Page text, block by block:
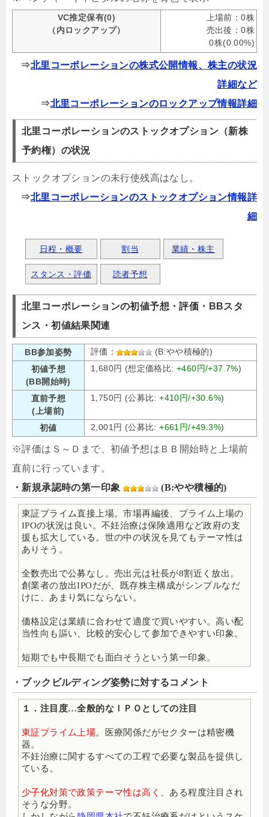
VC推定保有(0)
（内ロックアップ）
上場前：0株
売出後：0株
0株(0.00%)
⇒北里コーポレーションの株式公開情報、株主の状況
詳細など
⇒北里コーポレーションのロックアップ情報詳細
北里コーポレーションのストックオプション（新株
予約権）の状況
ストックオプションの未行使残高はなし。
⇒北里コーポレーションのストックオプション情報詳
細
日程・概要 割当 業績・株主
スタンス・評価 読者予想
北里コーポレーションの初値予想・評価・BBスタ
ンス・初値結果関連
BB参加姿勢 評価：
(B:やや積極的)
初値予想
(BB開始時)
1,680円 (想定価格比: +460円/+37.7%)
直前予想
(上場前)
1,750円 (公募比:+410円/+30.6%)
初値 2,001円 (公募比:+661円/+49.3%)
※評価はＳ～Ｄまで、初値予想はＢＢ開始時と上場前
直前に行っています。
・新規承認時の第一印象
(B:やや積極的)
東証プライム直接上場。市場再編後、プライム上場の
IPOの状況は良い。不妊治療は保険適用など政府の支
援も拡大している。世の中の状況を見てもテーマ性は
ありそう。
全数売出で公募なし。売出元は社長が8割近く放出。
創業者の放出IPOだが、既存株主構成がシンプルなだ
けに、あまり気にならない。
価格設定は業績に合わせて適度で買いやすい。高い配
当性向も謳い、比較的安心して参加できやすい印象。
短期でも中長期でも面白そうという第一印象。
・ブックビルディング姿勢に対するコメント
１．注目度…全般的なＩＰＯとしての注目
東証プライム上場。医療関係だがセクターは精密機
器。
不妊治療に関するすべての工程で必要な製品を提供し
ている。
少子化対策で政策テーマ性は高く
、ある程度注目され
そうな分野。